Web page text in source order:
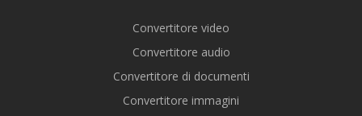
Convertitore video
Convertitore audio
Convertitore di documenti
Convertitore immagini